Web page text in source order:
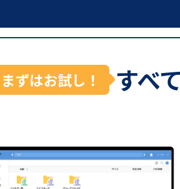
まずはお試し！ すべ